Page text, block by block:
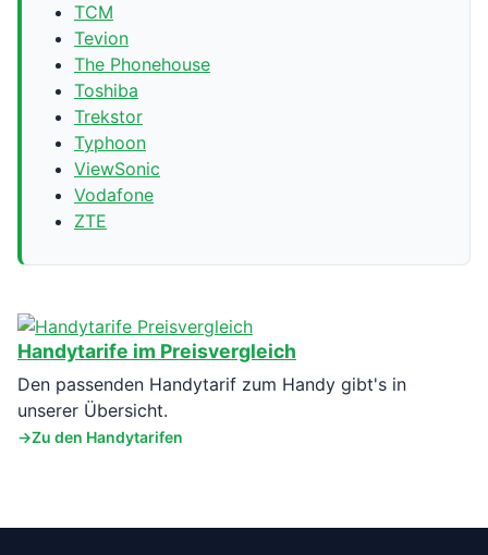
TCM
Tevion
The Phonehouse
Toshiba
Trekstor
Typhoon
ViewSonic
Vodafone
ZTE
Handytarife im Preisvergleich
Den passenden Handytarif zum Handy gibt's in
unserer Übersicht.
Zu den Handytarifen